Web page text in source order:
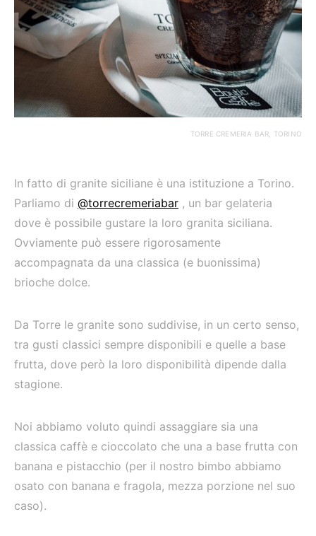
TORRE CREMERIA BAR, TORINO
In fatto di granite siciliane è una istituzione a Torino.
Parliamo di @torrecremeriabar , un bar gelateria
dove è possibile gustare la loro granita siciliana.
Ovviamente può essere rigorosamente
accompagnata da una classica (e buonissima)
brioche dolce.
Da Torre le granite sono suddivise, in un certo senso,
tra gusti classici sempre disponibili e quelle a base
frutta, dove però la loro disponibilità dipende dalla
stagione.
Noi abbiamo voluto quindi assaggiare sia una
classica caffè e cioccolato che una a base frutta con
banana e pistacchio (per il nostro bimbo abbiamo
osato con banana e fragola, mezza porzione nel suo
caso).